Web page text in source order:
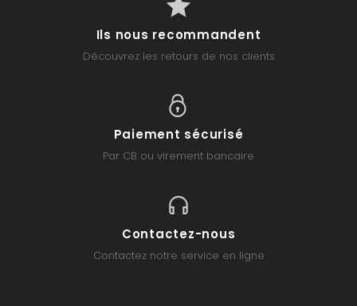
Ils nous recommandent
Découvrez les retours de nos clients
Paiement sécurisé
Par CB ou virement bancaire
Contactez-nous
Contactez notre service en ligne